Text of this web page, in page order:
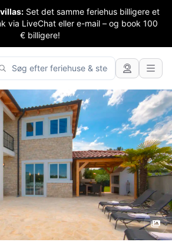
Set det samme feriehus billigere et
via LiveChat eller e-mail – og book 100
€ billigere!